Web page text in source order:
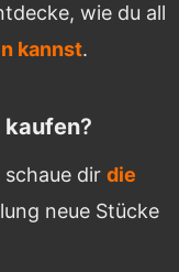
wie du all
kannst.
kaufen?
schaue dir die
neue Stücke